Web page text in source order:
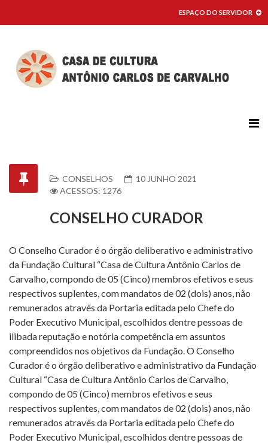
ESPAÇO DO SERVIDOR
CONSELHOS
10 JUNHO 2021
ACESSOS: 1276
CONSELHO CURADOR
O Conselho Curador é o órgão deliberativo e administrativo
da Fundação Cultural “Casa de Cultura Antônio Carlos de
Carvalho, compondo de 05 (Cinco) membros efetivos e seus
respectivos suplentes, com mandatos de 02 (dois) anos, não
remunerados através da Portaria editada pelo Chefe do
Poder Executivo Municipal, escolhidos dentre pessoas de
ilibada reputação e notória competência em assuntos
compreendidos nos objetivos da Fundação. O Conselho
Curador é o órgão deliberativo e administrativo da Fundação
Cultural “Casa de Cultura Antônio Carlos de Carvalho,
compondo de 05 (Cinco) membros efetivos e seus
respectivos suplentes, com mandatos de 02 (dois) anos, não
remunerados através da Portaria editada pelo Chefe do
Poder Executivo Municipal, escolhidos dentre pessoas de